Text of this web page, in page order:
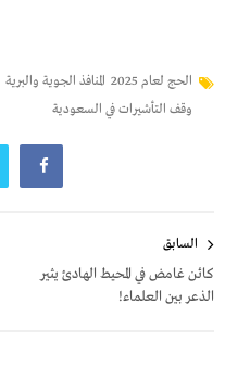
الحج لعام 2025 المنافذ الجوية والبرية
وقف التأشيرات في السعودية
المقالات
السابق
كائن غامض في المحيط الهادئ يثير
الذعر بين العلماء!